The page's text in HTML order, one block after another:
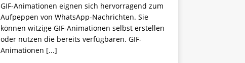
GIF-Animationen eignen sich hervorragend zum
Aufpeppen von WhatsApp-Nachrichten. Sie
können witzige GIF-Animationen selbst erstellen
oder nutzen die bereits verfügbaren. GIF-
Animationen [...]